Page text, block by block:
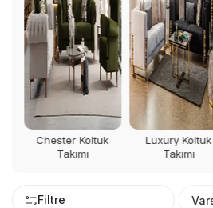
Luxury Koltuk
Takımı
Bohem Koltuk
Takımı
Filtre